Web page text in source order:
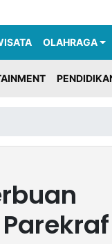
OLAHRAGA